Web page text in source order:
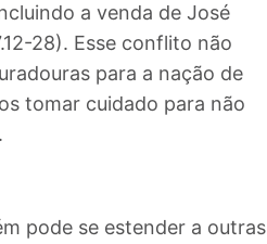
a venda de José
28). Esse conflito não
para a nação de
tomar cuidado para não
pode se estender a outras